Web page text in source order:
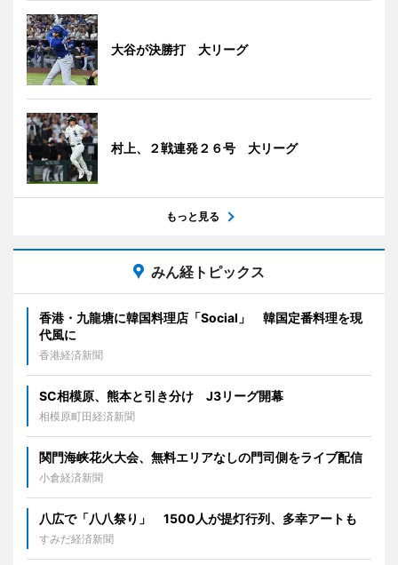
大谷が決勝打 大リーグ
村上、２戦連発２６号 大リーグ
もっと見る
みん経トピックス
香港・九龍塘に韓国料理店「Social」 韓国定番料理を現
代風に
香港経済新聞
SC相模原、熊本と引き分け J3リーグ開幕
相模原町田経済新聞
関門海峡花火大会、無料エリアなしの門司側をライブ配信
小倉経済新聞
八広で「八八祭り」 1500人が提灯行列、多幸アートも
すみだ経済新聞